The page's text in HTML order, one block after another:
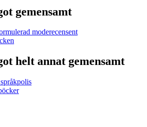
gemensamt
moderecensent
helt annat gemensamt